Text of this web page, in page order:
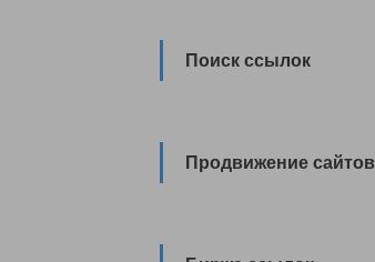
Поиск ссылок
Продвижение сайтов